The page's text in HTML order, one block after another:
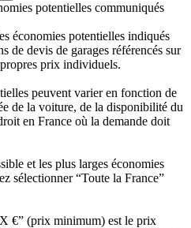
potentielles communiqués
économies potentielles indiqués
de devis de garages référencés sur
prix individuels.
peuvent varier en fonction de
de la voiture, de la disponibilité du
en France où la demande doit
et les plus larges économies
sélectionner “Toute la France”
€” (prix minimum) est le prix